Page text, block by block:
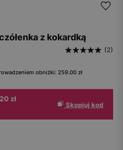
z kokardką
(2)
obniżki: 259.00 zł
zł
Skopiuj kod